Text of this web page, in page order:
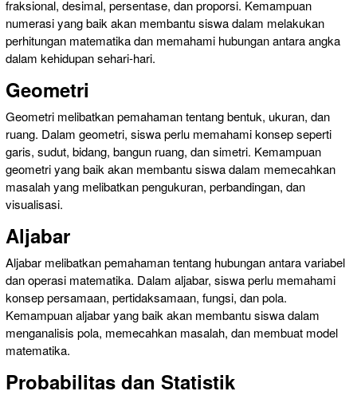
fraksional, desimal, persentase, dan proporsi. Kemampuan
numerasi yang baik akan membantu siswa dalam melakukan
perhitungan matematika dan memahami hubungan antara angka
dalam kehidupan sehari-hari.
Geometri
Geometri melibatkan pemahaman tentang bentuk, ukuran, dan
ruang. Dalam geometri, siswa perlu memahami konsep seperti
garis, sudut, bidang, bangun ruang, dan simetri. Kemampuan
geometri yang baik akan membantu siswa dalam memecahkan
masalah yang melibatkan pengukuran, perbandingan, dan
visualisasi.
Aljabar
Aljabar melibatkan pemahaman tentang hubungan antara variabel
dan operasi matematika. Dalam aljabar, siswa perlu memahami
konsep persamaan, pertidaksamaan, fungsi, dan pola.
Kemampuan aljabar yang baik akan membantu siswa dalam
menganalisis pola, memecahkan masalah, dan membuat model
matematika.
Probabilitas dan Statistik